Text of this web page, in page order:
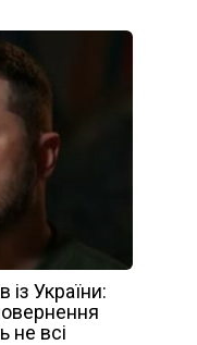
із України:
не всі